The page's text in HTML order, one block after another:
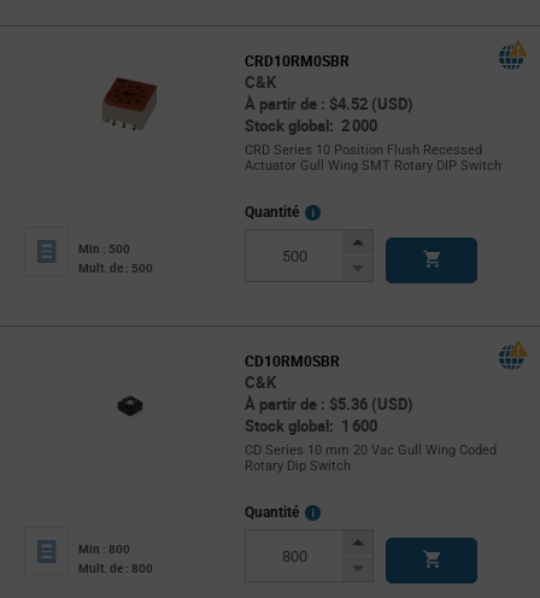
CRD10RM0SBR
C&K
À partir de : $4.52 (USD)
Stock global: 2 000
CRD Series 10 Position Flush Recessed
Actuator Gull Wing SMT Rotary DIP Switch
Min : 500
Mult. de : 500
Quantité
More
Increase
Decrease
CD10RM0SBR
C&K
À partir de : $5.36 (USD)
Stock global: 1 600
CD Series 10 mm 20 Vac Gull Wing Coded
Rotary Dip Switch
Min : 800
Mult. de : 800
Quantité
More
Increase
Decrease